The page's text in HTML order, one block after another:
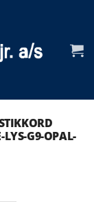
G9-OPAL-